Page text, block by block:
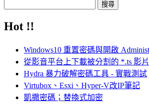
關
Hot !!
Windows10 重置密碼與開啟
從影音平台上下載被分割的 *.ts 影
Hydra 暴力破解密碼工具 - 實戰測試
Virtubox、Esxi、Hyper-V改IP筆記
凱撒密碼；替換式加密